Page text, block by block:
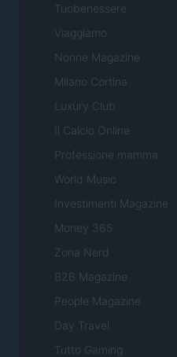
Tuobenessere
Viaggiamo
Nonne Magazine
Milano Cortina
Luxury Club
Il Calcio Online
Professione mamma
World Music
Investimenti Magazine
Money 365
Zona Nerd
B2B Magazine
People Magazine
Day Travel
Tutto Gaming